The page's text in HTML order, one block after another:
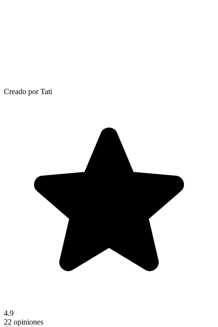
Creado por Tati
4.9
22 opiniones